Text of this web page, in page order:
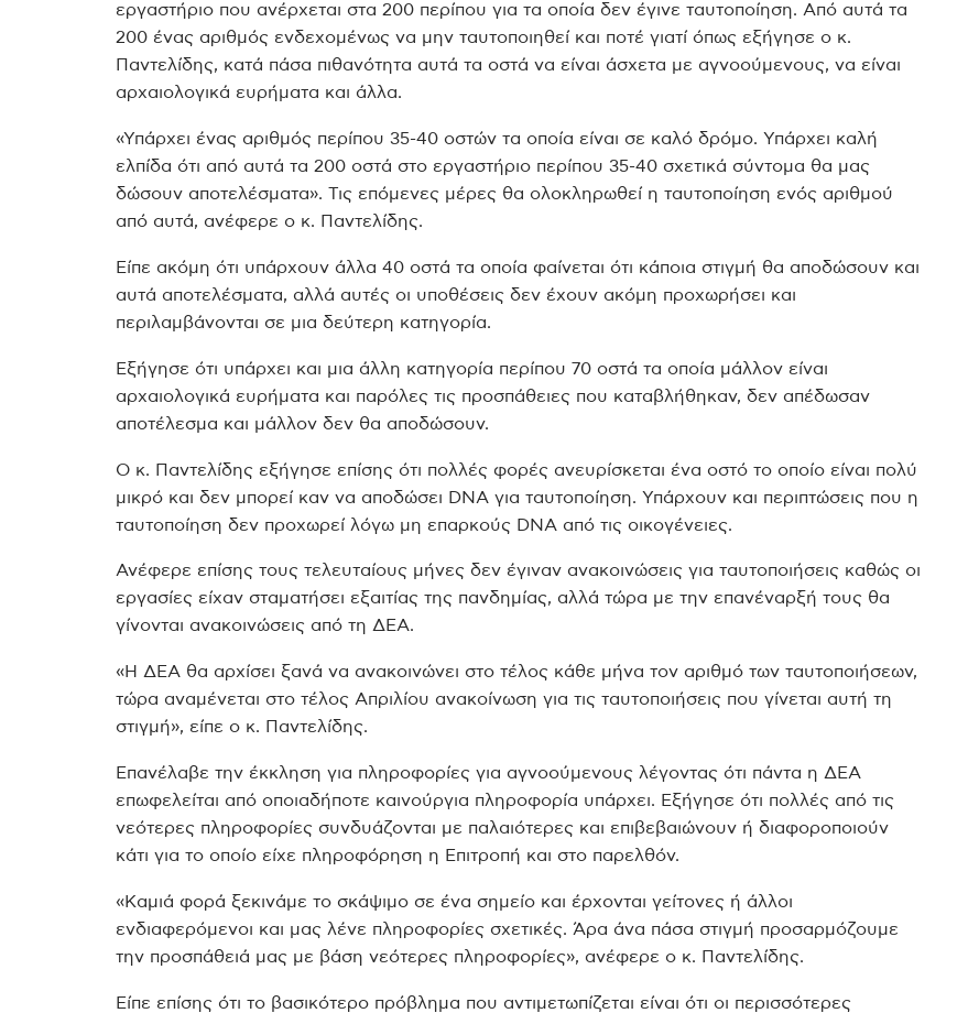
εργαστήριο που ανέρχεται στα 200 περίπου για τα οποία δεν έγινε ταυτοποίηση. Από αυτά τα
200 ένας αριθμός ενδεχομένως να μην ταυτοποιηθεί και ποτέ γιατί όπως εξήγησε ο κ.
Παντελίδης, κατά πάσα πιθανότητα αυτά τα οστά να είναι άσχετα με αγνοούμενους, να είναι
αρχαιολογικά ευρήματα και άλλα.
«Υπάρχει ένας αριθμός περίπου 35-40 οστών τα οποία είναι σε καλό δρόμο. Υπάρχει καλή
ελπίδα ότι από αυτά τα 200 οστά στο εργαστήριο περίπου 35-40 σχετικά σύντομα θα μας
δώσουν αποτελέσματα». Τις επόμενες μέρες θα ολοκληρωθεί η ταυτοποίηση ενός αριθμού
από αυτά, ανέφερε ο κ. Παντελίδης.
Είπε ακόμη ότι υπάρχουν άλλα 40 οστά τα οποία φαίνεται ότι κάποια στιγμή θα αποδώσουν και
αυτά αποτελέσματα, αλλά αυτές οι υποθέσεις δεν έχουν ακόμη προχωρήσει και
περιλαμβάνονται σε μια δεύτερη κατηγορία.
Εξήγησε ότι υπάρχει και μια άλλη κατηγορία περίπου 70 οστά τα οποία μάλλον είναι
αρχαιολογικά ευρήματα και παρόλες τις προσπάθειες που καταβλήθηκαν, δεν απέδωσαν
αποτέλεσμα και μάλλον δεν θα αποδώσουν.
Ο κ. Παντελίδης εξήγησε επίσης ότι πολλές φορές ανευρίσκεται ένα οστό το οποίο είναι πολύ
μικρό και δεν μπορεί καν να αποδώσει DNA για ταυτοποίηση. Υπάρχουν και περιπτώσεις που η
ταυτοποίηση δεν προχωρεί λόγω μη επαρκούς DNA από τις οικογένειες.
Ανέφερε επίσης τους τελευταίους μήνες δεν έγιναν ανακοινώσεις για ταυτοποιήσεις καθώς οι
εργασίες είχαν σταματήσει εξαιτίας της πανδημίας, αλλά τώρα με την επανέναρξή τους θα
γίνονται ανακοινώσεις από τη ΔΕΑ.
«Η ΔΕΑ θα αρχίσει ξανά να ανακοινώνει στο τέλος κάθε μήνα τον αριθμό των ταυτοποιήσεων,
τώρα αναμένεται στο τέλος Απριλίου ανακοίνωση για τις ταυτοποιήσεις που γίνεται αυτή τη
στιγμή», είπε ο κ. Παντελίδης.
Επανέλαβε την έκκληση για πληροφορίες για αγνοούμενους λέγοντας ότι πάντα η ΔΕΑ
επωφελείται από οποιαδήποτε καινούργια πληροφορία υπάρχει. Εξήγησε ότι πολλές από τις
νεότερες πληροφορίες συνδυάζονται με παλαιότερες και επιβεβαιώνουν ή διαφοροποιούν
κάτι για το οποίο είχε πληροφόρηση η Επιτροπή και στο παρελθόν.
«Καμιά φορά ξεκινάμε το σκάψιμο σε ένα σημείο και έρχονται γείτονες ή άλλοι
ενδιαφερόμενοι και μας λένε πληροφορίες σχετικές. Άρα άνα πάσα στιγμή προσαρμόζουμε
την προσπάθειά μας με βάση νεότερες πληροφορίες», ανέφερε ο κ. Παντελίδης.
Είπε επίσης ότι το βασικότερο πρόβλημα που αντιμετωπίζεται είναι ότι οι περισσότερες